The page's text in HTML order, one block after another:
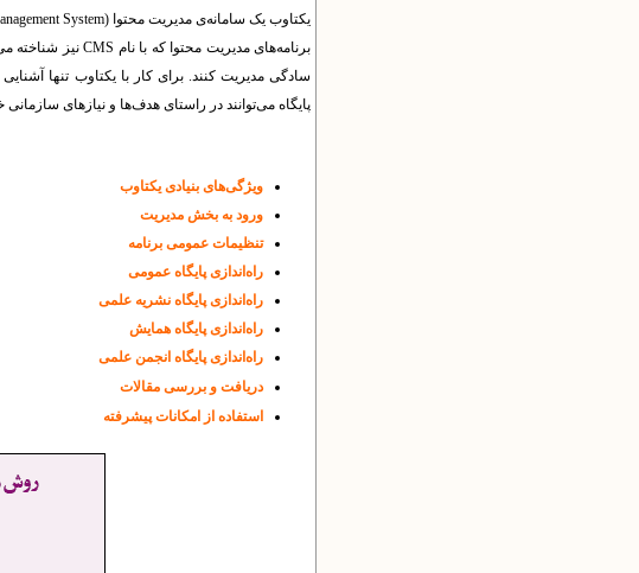
برنامه‌های مدیریت محتوا که با نام CMSنیز شناخته
سادگی مدیریت کنند. برای کار با یکتاوب تنها
پایگاه می‌توانند در راستای هدف‌ها و نیازهای سازمانی
ویژگی‌های بنیادی یکتاوب
ورود به بخش مدیریت
تنظیمات عمومی برنامه
راه‌اندازی پایگاه عمومی
راه‌اندازی پایگاه نشریه علمی
راه‌اندازی پایگاه همایش
راه‌اندازی پایگاه انجمن علمی
دریافت و بررسی مقالات
استفاده از امکانات پیشرفته